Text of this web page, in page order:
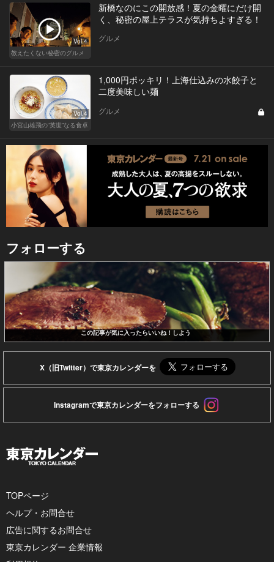
Vol.4
教えたくない秘密のグルメ
新橋なのにこの開放感！夏の金曜にだけ開
く、秘密の屋上テラスが気持ちよすぎる！
グルメ
Vol.4
小宮山雄飛の“英世”なる食卓
1,000円ポッキリ！上海仕込みの水餃子と
二度美味しい麺
グルメ
フォローする
この記事が気に入ったらいいね！しよう
X（旧Twitter）で東京カレンダーを
Instagramで東京カレンダーをフォローする
TOPページ
ヘルプ・お問合せ
広告に関するお問合せ
東京カレンダー 企業情報